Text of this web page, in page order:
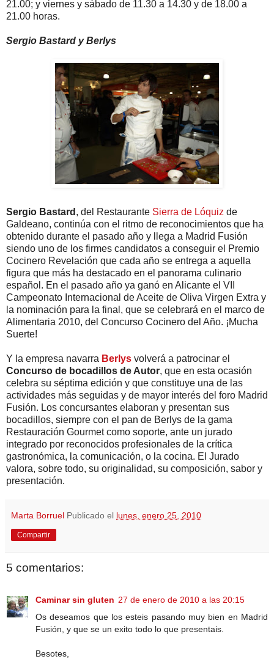
21.00; y viernes y sábado de 11.30 a 14.30 y de 18.00 a
21.00 horas.
Sergio Bastard y Berlys
Sergio Bastard , del Restaurante Sierra de Lóquiz de
Galdeano, continúa con el ritmo de reconocimientos que ha
obtenido durante el pasado año y llega a Madrid Fusión
siendo uno de los firmes candidatos a conseguir el Premio
Cocinero Revelación que cada año se entrega a aquella
figura que más ha destacado en el panorama culinario
español. En el pasado año ya ganó en Alicante el VII
Campeonato Internacional de Aceite de Oliva Virgen Extra y
la nominación para la final, que se celebrará en el marco de
Alimentaria 2010, del Concurso Cocinero del Año. ¡Mucha
Suerte!
Y la empresa navarra Berlys volverá a patrocinar el
Concurso de bocadillos de Autor, que en esta ocasión
celebra su séptima edición y que constituye una de las
actividades más seguidas y de mayor interés del foro Madrid
Fusión. Los concursantes elaboran y presentan sus
bocadillos, siempre con el pan de Berlys de la gama
Restauración Gourmet como soporte, ante un jurado
integrado por reconocidos profesionales de la crítica
gastronómica, la comunicación, o la cocina. El Jurado
valora, sobre todo, su originalidad, su composición, sabor y
presentación.
Marta Borruel Publicado el lunes, enero 25, 2010
Compartir
5 comentarios:
Caminar sin gluten 27 de enero de 2010 a las 20:15
Os deseamos que los esteis pasando muy bien en Madrid
Fusión, y que se un exito todo lo que presentais.
Besotes,